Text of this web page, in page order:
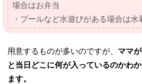
場合はお弁当
・プールなど水遊びがある場合は水
用意するものが多いのですが、 ママ
と当日どこに何が入っているのかわ
ます。